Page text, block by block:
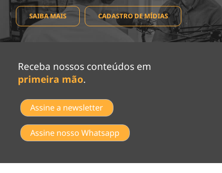
SAIBA MAIS CADASTRO DE MÍDIAS
Receba nossos conteúdos em
primeira mão.
Assine a newsletter
Assine nosso Whatsapp